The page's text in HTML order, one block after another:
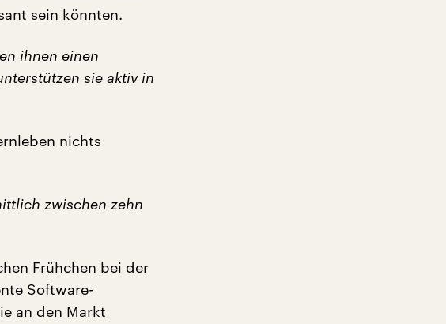
sein könnten.
ihnen einen
sie aktiv in
nichts
zwischen zehn
Frühchen bei der
Software-
an den Markt